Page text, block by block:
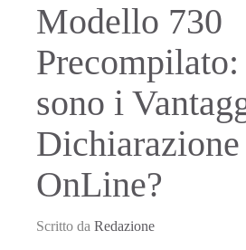
Modello 730
sono i
Dichiarazione
OnLine?
Scritto da Redazione